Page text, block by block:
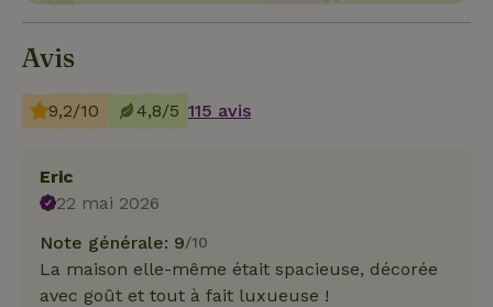
Avis
9,2/10 4,8/5 115 avis
Eric
22 mai 2026
Note générale: 9/10
La maison elle-même était spacieuse, décorée
avec goût et tout à fait luxueuse !